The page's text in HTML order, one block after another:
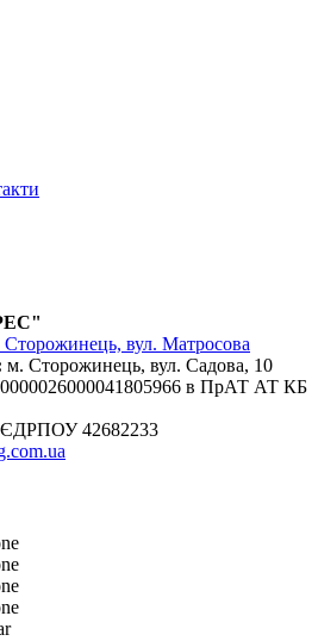
вул. Матросова
м. Сторожинець, вул. Садова, 10
в ПрАТ АТ КБ
ЄДРПОУ 42682233